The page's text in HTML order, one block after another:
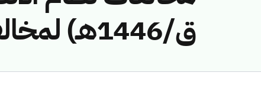
ق/1446هـ) لمخالفة (شركة نسر الجزيره للمقاولات)